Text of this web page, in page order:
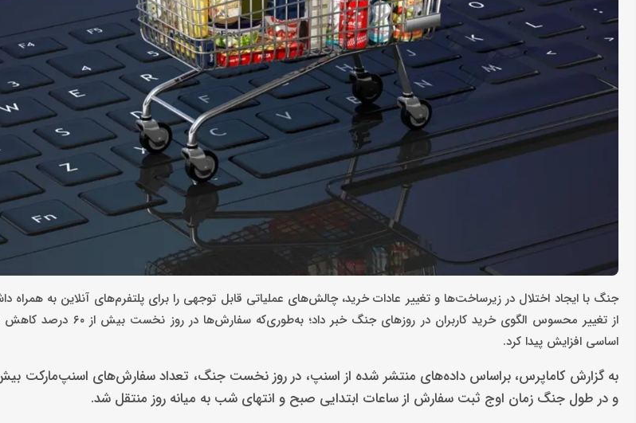
جنگ با ایجاد اختلال در زیرساخت‌ها و تغییر عادات خرید، چالش‌های عملیاتی قابل توجهی را برای پلتفرم‌های آنلاین به
از تغییر محسوس الگوی خرید کاربران در
اساسی افزایش پیدا کرد.
و در طول جنگ زمان اوج ثبت سفارش از ساعات ابتدایی صبح و انتهای شب به میانه روز منتقل شد.